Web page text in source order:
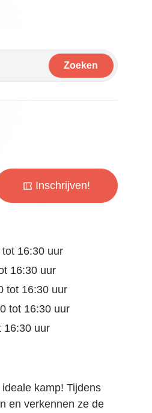
Zoeken
Inschrijven!
tot 16:30 uur
16:30 uur
tot 16:30 uur
tot 16:30 uur
16:30 uur
kamp! Tijdens
en verkennen ze de